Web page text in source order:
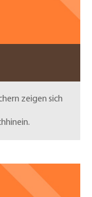
zeigen sich